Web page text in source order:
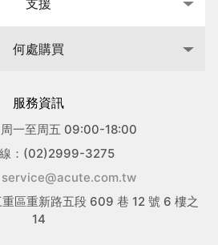
何處購買
服務資訊
周一至周五 09:00-18:00
：(02)2999-3275
service@acute.com.tw
區重新路五段 609 巷 12 號 6 樓之
14